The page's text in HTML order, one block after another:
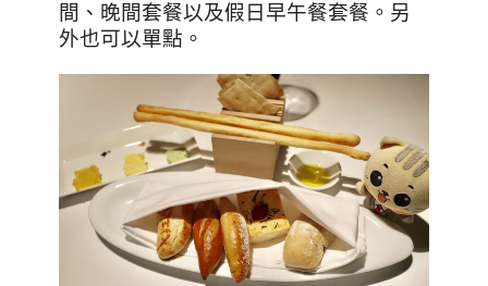
間、晚間套餐以及假日早午餐套餐。另
外也可以單點。